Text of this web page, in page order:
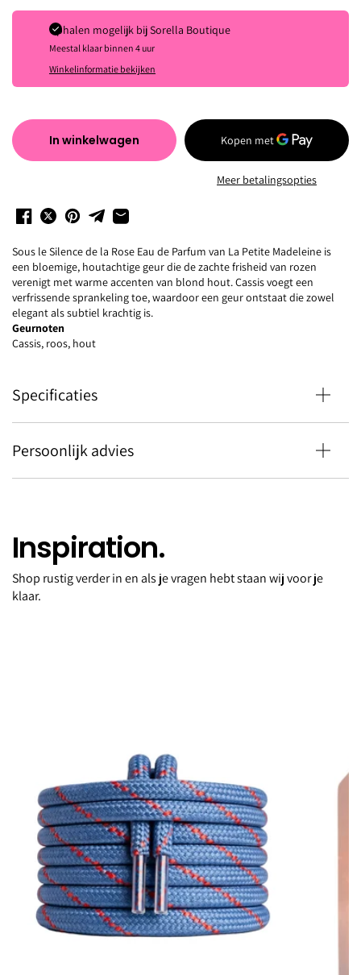
Ophalen mogelijk bijSorella Boutique
Meestal klaar binnen 4 uur
Winkelinformatie bekijken
In winkelwagen
Meer betalingsopties
Sous le Silence de la Rose Eau de Parfum van La Petite Madeleine is
een bloemige, houtachtige geur die de zachte frisheid van rozen
verenigt met warme accenten van blond hout. Cassis voegt een
verfrissende sprankeling toe, waardoor een geur ontstaat die zowel
elegant als subtiel krachtig is.
Geurnoten
Cassis, roos, hout
Specificaties
Persoonlijk advies
Sous le Silence de la Rose edp
Inspiration.
Shop rustig verder in en als je vragen hebt staan wij voor je
klaar.